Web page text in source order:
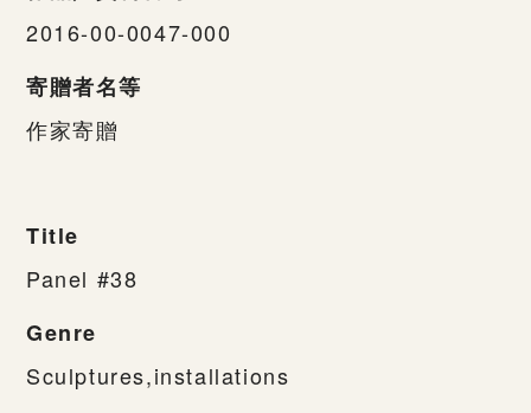
2016-00-0047-000
寄贈者名等
作家寄贈
Title
Panel #38
Genre
Sculptures,installations